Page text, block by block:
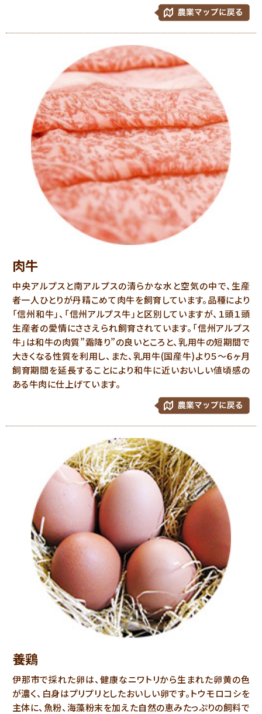
肉牛
中央アルプスと南アルプスの清らかな水と空気の中で、生産
者一人ひとりが丹精こめて肉牛を飼育しています。品種により
「信州和牛」、「信州アルプス牛」と区別していますが、１頭１頭
生産者の愛情にささえられ飼育されています。「信州アルプス
牛」は和牛の肉質”霜降り”の良いところと、乳用牛の短期間で
大きくなる性質を利用し、また、乳用牛(国産牛)より５～６ヶ月
飼育期間を延長することにより和牛に近いおいしい値頃感の
ある牛肉に仕上げています。
養鶏
伊那市で採れた卵は、健康なニワトリから生まれた卵黄の色
が濃く、白身はプリプリとしたおいしい卵です。トウモロコシを
主体に、魚粉、海藻粉末を加えた自然の恵みたっぷりの飼料で